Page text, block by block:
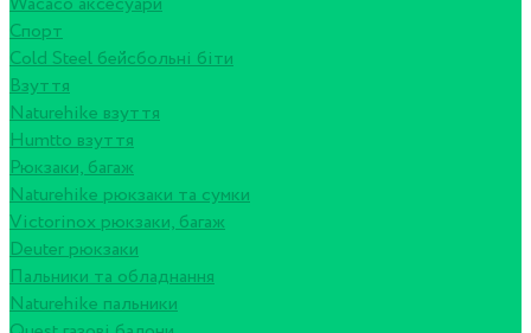
Спорт
Cold Steel бейсбольні біти
Взуття
Naturehike взуття
Humtto взуття
Рюкзаки, багаж
Naturehike рюкзаки та сумки
Victorinox рюкзаки, багаж
Deuter рюкзаки
Пальники та обладнання
Naturehike пальники